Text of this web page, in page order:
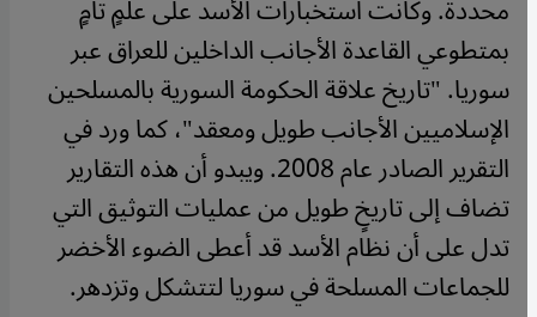
محددة. وكانت استخبارات الأسد على علمٍ تامٍ
بمتطوعي القاعدة الأجانب الداخلين للعراق عبر
سوريا. "تاريخ علاقة الحكومة السورية بالمسلحين
الإسلاميين الأجانب طويل ومعقد"، كما ورد في
التقرير الصادر عام 2008. ويبدو أن هذه التقارير
تضاف إلى تاريخٍ طويل من عمليات التوثيق التي
تدل على أن نظام الأسد قد أعطى الضوء الأخضر
للجماعات المسلحة في سوريا لتتشكل وتزدهر.